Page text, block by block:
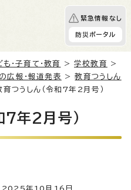
緊急情報なし
防災ポータル
も・子育て・教育 >学校教育
>
広報・報道発表 >教育つうしん
つうしん（令和7年2月号）
7年2月号）